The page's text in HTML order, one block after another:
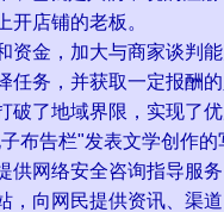
开店铺的老板。
资金，加大与商家谈判
任务，并获取一定报酬
破了地域界限，实现了
布告栏"发表文学创作的
供网络安全咨询指导服
，向网民提供资讯、渠